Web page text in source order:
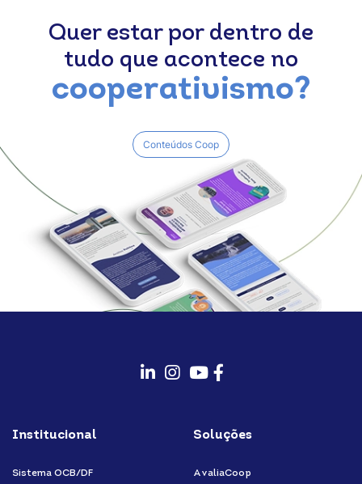
Quer estar por dentro de
tudo que acontece no
cooperativismo?
Conteúdos Coop
instagram
youtubefacebook-
f
Institucional
Sistema OCB/DF
Soluções
AvaliaCoop